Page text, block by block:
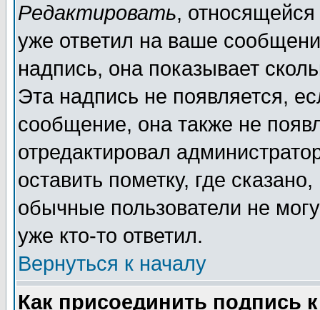
Редактировать,
уже ответил на ваше
надпись, она показывает
Эта надпись не появляется,
сообщение, она также не
отредактировал
оставить пометку, где
обычные пользователи не
уже кто-то ответил.
Вернуться к началу
Как присоединить подпись